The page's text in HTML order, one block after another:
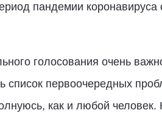
пандемии коронавируса
голосования очень
список первоочередных
как и любой